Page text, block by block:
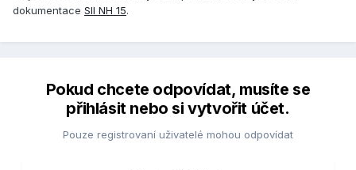
dokumentace SII NH 15.
Pokud chcete odpovídat, musíte se
přihlásit nebo si vytvořit účet.
Pouze registrovaní uživatelé mohou odpovídat